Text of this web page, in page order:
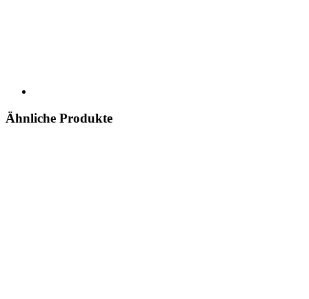
Ähnliche Produkte